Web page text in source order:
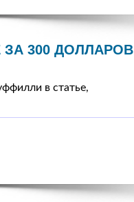
300 ДОЛЛАРОВ
в статье,